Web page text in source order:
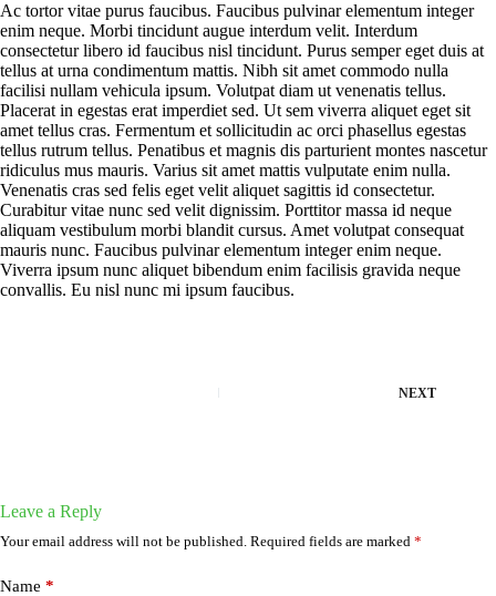
Ac tortor vitae purus faucibus. Faucibus pulvinar elementum integer
enim neque. Morbi tincidunt augue interdum velit. Interdum
consectetur libero id faucibus nisl tincidunt. Purus semper eget duis at
tellus at urna condimentum mattis. Nibh sit amet commodo nulla
facilisi nullam vehicula ipsum. Volutpat diam ut venenatis tellus.
Placerat in egestas erat imperdiet sed. Ut sem viverra aliquet eget sit
amet tellus cras. Fermentum et sollicitudin ac orci phasellus egestas
tellus rutrum tellus. Penatibus et magnis dis parturient montes nascetur
ridiculus mus mauris. Varius sit amet mattis vulputate enim nulla.
Venenatis cras sed felis eget velit aliquet sagittis id consectetur.
Curabitur vitae nunc sed velit dignissim. Porttitor massa id neque
aliquam vestibulum morbi blandit cursus. Amet volutpat consequat
mauris nunc. Faucibus pulvinar elementum integer enim neque.
Viverra ipsum nunc aliquet bibendum enim facilisis gravida neque
convallis. Eu nisl nunc mi ipsum faucibus.
NEXT
Leave a Reply
Your email address will not be published. Required fields are marked *
Name *